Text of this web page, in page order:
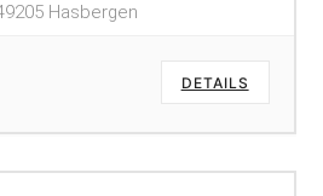
Hasbergen
DETAILS